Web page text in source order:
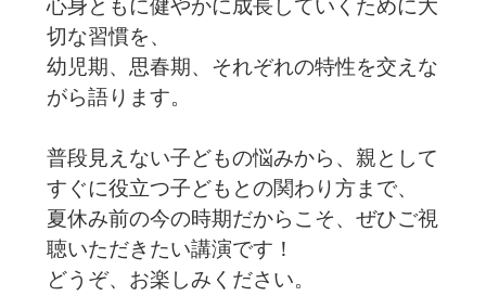
心身ともに健やかに成長していくために大
切な習慣を、
幼児期、思春期、それぞれの特性を交えな
がら語ります。
普段見えない子どもの悩みから、親として
すぐに役立つ子どもとの関わり方まで、
夏休み前の今の時期だからこそ、ぜひご視
聴いただきたい講演です！
どうぞ、お楽しみください。